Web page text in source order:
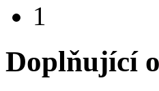
1
Doplňující